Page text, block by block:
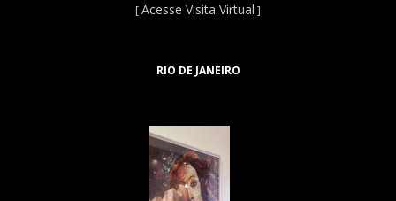
[Acesse Visita Virtual ]
RIO DE JANEIRO